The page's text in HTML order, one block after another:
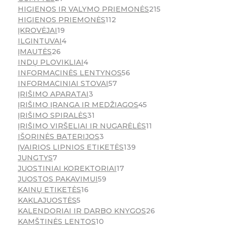
HIGIENOS IR VALYMO PRIEMONĖS215
HIGIENOS PRIEMONĖS112
ĮKROVĖJAI19
ILGINTUVAI4
ĮMAUTĖS26
INDŲ PLOVIKLIAI4
INFORMACINĖS LENTYNOS56
INFORMACINIAI STOVAI57
ĮRIŠIMO APARATAI3
ĮRIŠIMO ĮRANGA IR MEDŽIAGOS45
ĮRIŠIMO SPIRALĖS31
ĮRIŠIMO VIRŠELIAI IR NUGARĖLĖS11
IŠORINĖS BATERIJOS3
ĮVAIRIOS LIPNIOS ETIKETĖS139
JUNGTYS7
JUOSTINIAI KOREKTORIAI17
JUOSTOS PAKAVIMUI59
KAINŲ ETIKETĖS16
KAKLAJUOSTĖS5
KALENDORIAI IR DARBO KNYGOS26
KAMŠTINĖS LENTOS10